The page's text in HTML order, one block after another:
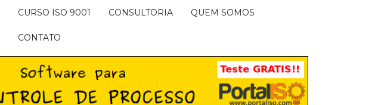
CURSO ISO 9001 CONSULTORIA QUEM SOMOS
CONTATO